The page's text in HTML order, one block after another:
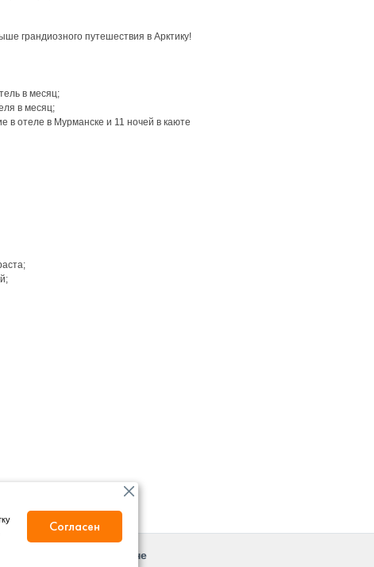
грандиозного путешествия в Арктику!
в месяц;
в месяц;
в отеле в Мурманске и 11 ночей в каюте
Согласен
О магазине